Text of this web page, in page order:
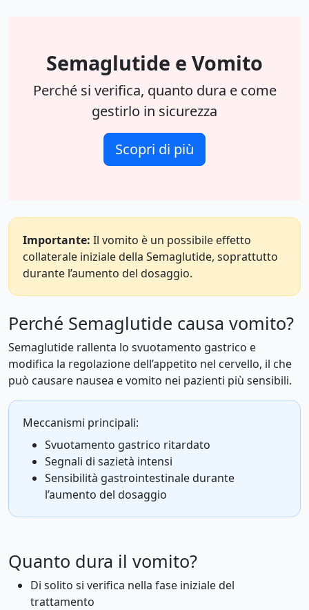
Semaglutide e Vomito
Perché si verifica, quanto dura e come
gestirlo in sicurezza
Scopri di più
Importante: Il vomito è un possibile effetto
collaterale iniziale della Semaglutide, soprattutto
durante l’aumento del dosaggio.
Perché Semaglutide causa vomito?
Semaglutide rallenta lo svuotamento gastrico e
modifica la regolazione dell’appetito nel cervello, il che
può causare nausea e vomito nei pazienti più sensibili.
Meccanismi principali:
Svuotamento gastrico ritardato
Segnali di sazietà intensi
Sensibilità gastrointestinale durante
l’aumento del dosaggio
Quanto dura il vomito?
Di solito si verifica nella fase iniziale del
trattamento